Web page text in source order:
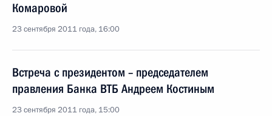
Комаровой
23 сентября 2011 года, 16:00
Встреча с президентом – председателем
правления Банка ВТБ Андреем Костиным
23 сентября 2011 года, 15:00